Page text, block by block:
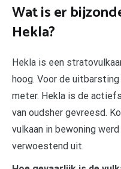
Wat is er
Hekla?
Hekla is een
hoog. Voor de
meter. Hekla is de
van oudsher gevreesd.
vulkaan in bewoning
verwoestend uit.